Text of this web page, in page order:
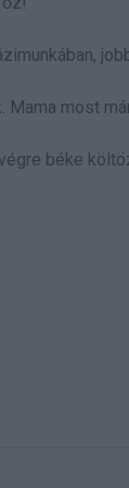
Mama most
béke